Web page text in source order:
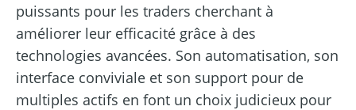
puissants pour les traders cherchant à
améliorer leur efficacité grâce à des
technologies avancées. Son automatisation, son
interface conviviale et son support pour de
multiples actifs en font un choix judicieux pour